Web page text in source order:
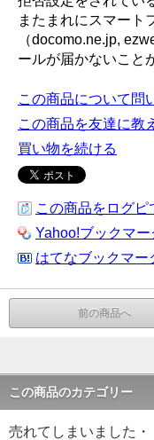
またまれにスマート
（docomo.ne.jp,
ールが届かないこと
この商品について問
この商品を友達に教
買い物を続ける
この商品をログピ
Yahoo!ブックマー
はてなブックマー
前の商品へ
この商品のカテゴリー
売れてしまいました・